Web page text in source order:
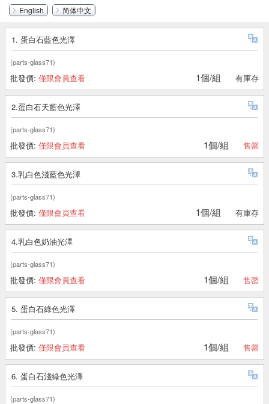
English 简体中文
1. 蛋白石藍色光澤
(parts-glass71)
批發價: 僅限會員查看 1個/組 有庫存
2.蛋白石天藍色光澤
(parts-glass71)
批發價: 僅限會員查看 1個/組 售罄
3.乳白色淺藍色光澤
(parts-glass71)
批發價: 僅限會員查看 1個/組 有庫存
4.乳白色奶油光澤
(parts-glass71)
批發價: 僅限會員查看 1個/組 售罄
5. 蛋白石綠色光澤
(parts-glass71)
批發價: 僅限會員查看 1個/組 售罄
6. 蛋白石淺綠色光澤
(parts-glass71)